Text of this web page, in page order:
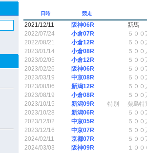
日時 競走
2021/12/11 阪神06R
新馬
2022/07/24
小倉07R
５０
2022/08/21
小倉12R
５０
2023/01/14
小倉08R
５０
2023/02/05
小倉12R
５０
2023/02/26
阪神06R
５０
2023/03/19
中京08R
５０
2023/08/06
新潟12R
５０
2023/08/19
小倉08R
５０
2023/10/15
新潟09R 特別
粟島特
2023/10/28
新潟06R
５０
2023/12/02
中京05R
５０
2023/12/16
中京07R
５０
2024/02/11
京都07R
５０
2024/03/03
阪神09R
１０